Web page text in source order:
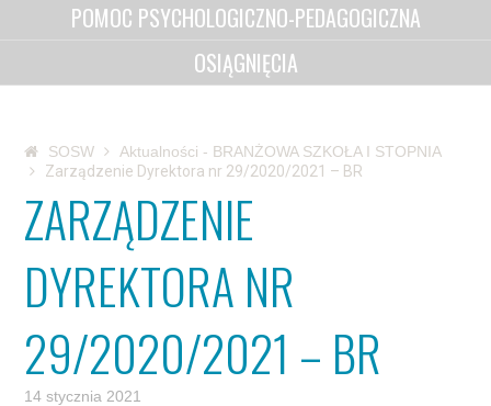
POMOC PSYCHOLOGICZNO-PEDAGOGICZNA
OSIĄGNIĘCIA
SOSW
Aktualności - BRANŻOWA SZKOŁA I STOPNIA
Zarządzenie Dyrektora nr 29/2020/2021 – BR
ZARZĄDZENIE
DYREKTORA NR
29/2020/2021 – BR
14 stycznia 2021